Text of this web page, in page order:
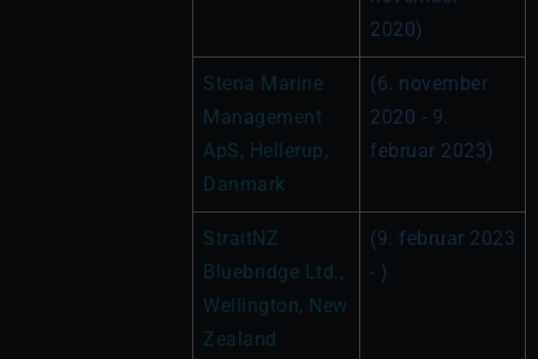
2020)
Stena Marine
Management
ApS, Hellerup,
Danmark
(6. november
2020 - 9.
februar 2023)
StraitNZ
Bluebridge Ltd.,
Wellington, New
Zealand
(9. februar 2023
- )